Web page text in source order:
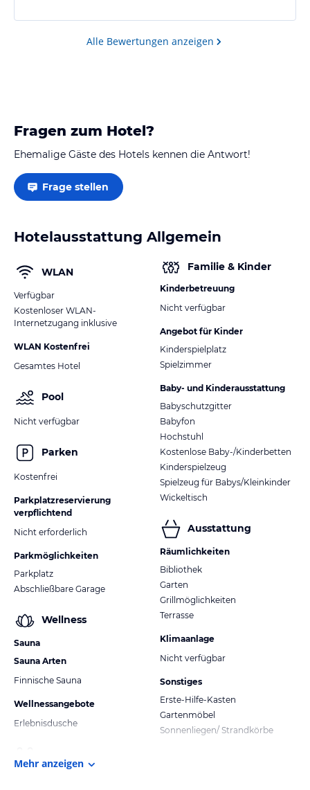
Alle Bewertungen anzeigen
Fragen zum Hotel?
Ehemalige Gäste des Hotels kennen die Antwort!
Frage stellen
Hotelausstattung Allgemein
WLAN
Verfügbar
Kostenloser WLAN-
Internetzugang inklusive
WLAN Kostenfrei
Gesamtes Hotel
Pool
Nicht verfügbar
Parken
Kostenfrei
Parkplatzreservierung
verpflichtend
Nicht erforderlich
Parkmöglichkeiten
Parkplatz
Abschließbare Garage
Wellness
Sauna
Sauna Arten
Finnische Sauna
Wellnessangebote
Erlebnisdusche
Familie & Kinder
Kinderbetreuung
Nicht verfügbar
Angebot für Kinder
Kinderspielplatz
Spielzimmer
Baby- und Kinderausstattung
Babyschutzgitter
Babyfon
Hochstuhl
Kostenlose Baby-/Kinderbetten
Kinderspielzeug
Spielzeug für Babys/Kleinkinder
Wickeltisch
Ausstattung
Räumlichkeiten
Bibliothek
Garten
Grillmöglichkeiten
Terrasse
Klimaanlage
Nicht verfügbar
Sonstiges
Erste-Hilfe-Kasten
Gartenmöbel
Sonnenliegen/ Strandkörbe
Mehr anzeigen